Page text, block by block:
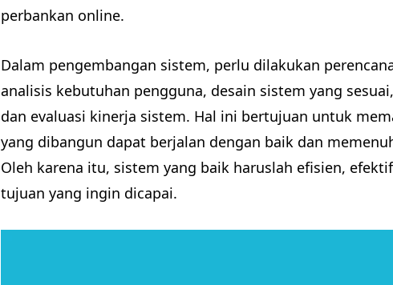
perbankan online.
Dalam pengembangan sistem, perlu dilakukan
analisis kebutuhan pengguna, desain sistem yang
dan evaluasi kinerja sistem. Hal ini bertujuan untuk
yang dibangun dapat berjalan dengan baik dan
Oleh karena itu, sistem yang baik haruslah efisien,
tujuan yang ingin dicapai.